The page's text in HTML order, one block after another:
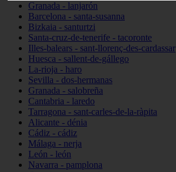
Granada - lanjarón
Barcelona - santa-susanna
Bizkaia - santurtzi
Santa-cruz-de-tenerife - tacoronte
Illes-balears - sant-llorenç-des-cardassar
Huesca - sallent-de-gállego
La-rioja - haro
Sevilla - dos-hermanas
Granada - salobreña
Cantabria - laredo
Tarragona - sant-carles-de-la-ràpita
Alicante - dénia
Cádiz - cádiz
Málaga - nerja
León - león
Navarra - pamplona